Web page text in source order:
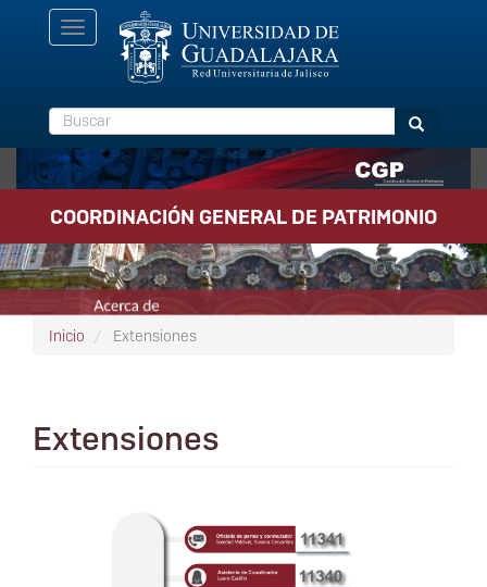
Toggle
navigation
Buscar Buscar
COORDINACIÓN GENERAL DE PATRIMONIO
Inicio Extensiones
Extensiones